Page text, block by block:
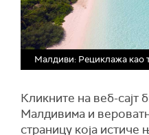
Малдиви: Рециклажа као
Кликните на веб-сајт
Малдивима и
страницу која